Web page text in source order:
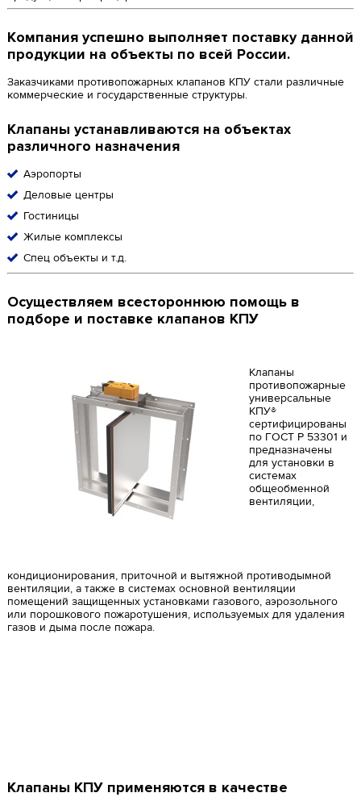
Компания успешно выполняет поставку данной
продукции на объекты по всей России.
Заказчиками противопожарных клапанов КПУ стали различные
коммерческие и государственные структуры.
Клапаны устанавливаются на объектах
различного назначения
Аэропорты
Деловые центры
Гостиницы
Жилые комплексы
Спец объекты и т.д.
Осуществляем всестороннюю помощь в
подборе и поставке клапанов КПУ
Клапаны
противопожарные
универсальные
КПУ®
сертифицированы
по ГОСТ Р 53301 и
предназначены
для установки в
системах
общеобменной
вентиляции,
кондиционирования, приточной и вытяжной противодымной
вентиляции, а также в системах основной вентиляции
помещений защищенных установками газового, аэрозольного
или порошкового пожаротушения, используемых для удаления
газов и дыма после пожара.
Клапаны КПУ применяются в качестве